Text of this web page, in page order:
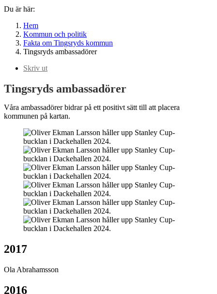
Du är här:
Hem
Kommun och politik
Fakta om Tingsryds kommun
Tingsryds ambassadörer
Skriv ut
Tingsryds ambassadörer
Våra ambassadörer bidrar på ett positivt sätt till att placera
kommunen på kartan.
2017
Ola Abrahamsson
2016